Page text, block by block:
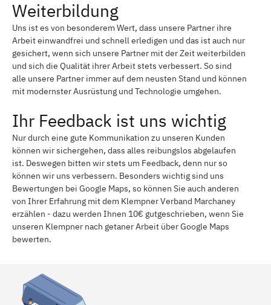
Weiterbildung
Uns ist es von besonderem Wert, dass unsere Partner ihre
Arbeit einwandfrei und schnell erledigen und das ist auch nur
gesichert, wenn sich unsere Partner mit der Zeit weiterbilden
und sich die Qualität ihrer Arbeit stets verbessert. So sind
alle unsere Partner immer auf dem neusten Stand und können
mit modernster Ausrüstung und Technologie umgehen.
Ihr Feedback ist uns wichtig
Nur durch eine gute Kommunikation zu unseren Kunden
können wir sichergehen, dass alles reibungslos abgelaufen
ist. Deswegen bitten wir stets um Feedback, denn nur so
können wir uns verbessern. Besonders wichtig sind uns
Bewertungen bei Google Maps, so können Sie auch anderen
von Ihrer Erfahrung mit dem Klempner Verband Marchaney
erzählen - dazu werden Ihnen 10€ gutgeschrieben, wenn Sie
unseren Klempner nach getaner Arbeit über Google Maps
bewerten.